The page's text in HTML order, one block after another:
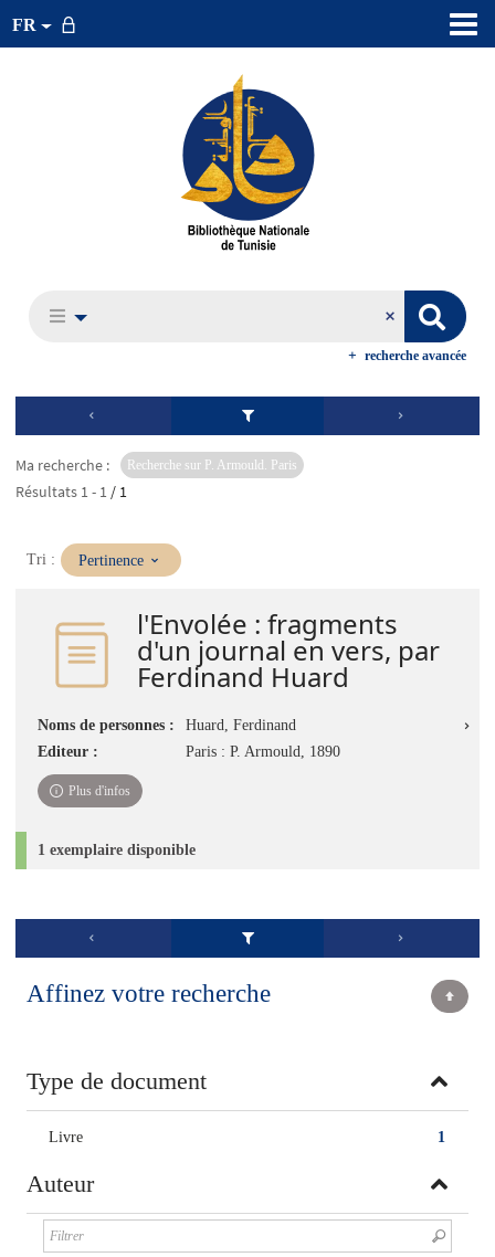
FR
recherche avancée
Ma recherche : Recherche sur P. Armould. Paris
Résultats 1 - 1 / 1
Tri : (Mise
immédiate)
Pertinence
l'Envolée : fragments
d'un journal en vers, par
Ferdinand Huard
Noms de personnes :
Huard, Ferdinand
Editeur :
Paris : P. Armould, 1890
Plus d'infos
1 exemplaire disponible
Affinez votre recherche
Type de document
1
Livre
Auteur